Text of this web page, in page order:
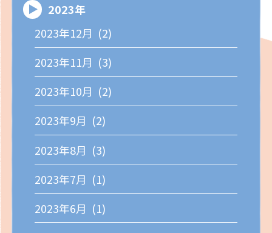
2023年
2023年12月 (2)
2023年11月 (3)
2023年10月 (2)
2023年9月 (2)
2023年8月 (3)
2023年7月 (1)
2023年6月 (1)